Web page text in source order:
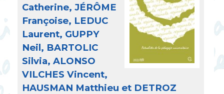
Catherine, JÉRÔME
Françoise, LEDUC
Laurent, GUPPY
Neil, BARTOLIC
Silvia,ALONSO
VILCHES Vincent,
HAUSMAN Matthieu et DETROZ